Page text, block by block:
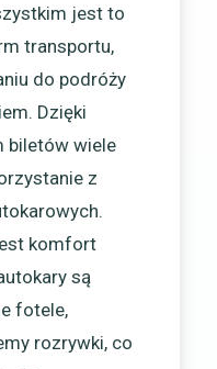
jest to
transportu,
do podróży
Dzięki
biletów wiele
z
komfort
są
fotele,
rozrywki, co